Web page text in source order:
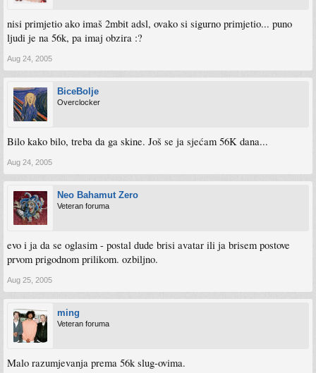
nisi primjetio ako imaš 2mbit adsl, ovako si sigurno primjetio... puno
ljudi je na 56k, pa imaj obzira :?
Aug 24, 2005
BiceBolje
Overclocker
Bilo kako bilo, treba da ga skine. Još se ja sjećam 56K dana...
Aug 24, 2005
Neo Bahamut Zero
Veteran foruma
evo i ja da se oglasim - postal dude brisi avatar ili ja brisem postove
prvom prigodnom prilikom. ozbiljno.
Aug 25, 2005
ming
Veteran foruma
Malo razumjevanja prema 56k slug-ovima.